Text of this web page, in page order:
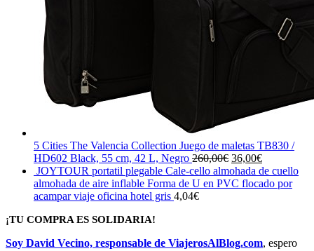
5 Cities The Valencia Collection Juego de maletas TB830 /
HD602 Black, 55 cm, 42 L, Negro 260,00€ El
precio
original
36,00€El
precio
actual
JOYTOUR portatil plegable Cale-cello almohada de cuello
almohada de aire inflable Forma de U en PVC flocado por
acampar viaje oficina hotel gris 4,04€
¡TU COMPRA ES SOLIDARIA!
Soy David Vecino, responsable de ViajerosAlBlog.com, espero